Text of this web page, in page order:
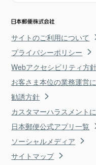
サイトのご利用について
プライバシーポリシー
Webアクセシビリティ方
お客さま本位の業務運営
勧誘方針
カスタマーハラスメント
日本郵便公式アプリ一覧
ソーシャルメディア
サイトマップ